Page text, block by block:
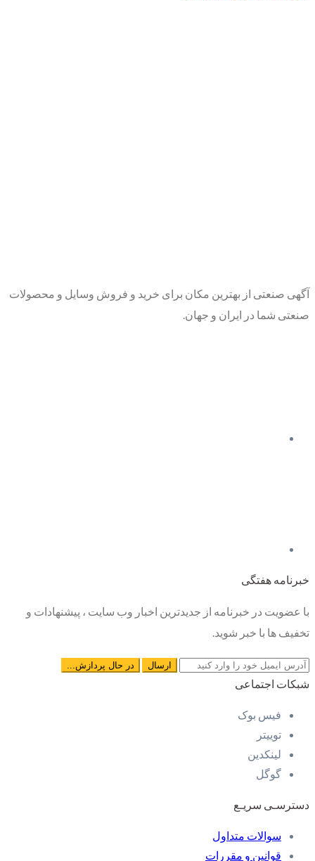
آگهی صنعتی از بهترین مکان برای خرید و فروش وسایل و محصولات
صنعتی شما در ایران و جهان.
خبرنامه هفتگی
با عضویت در خبرنامه از جدیدترین اخبار وب سایت ، پیشنهادات و
تخفیف ها با خبر شوید.
شبکات اجتماعی
فیس بوک
توییتر
لینکدین
گوگل
دسترسـی سریـع
سوالات متداول
قوانین و مقررات